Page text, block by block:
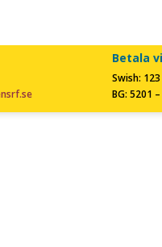
Betala
Swish:
BG: 5201